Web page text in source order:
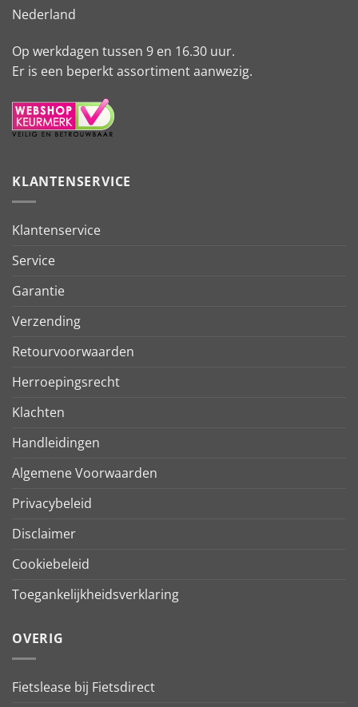
Nederland
Op werkdagen tussen 9 en 16.30 uur.
Er is een beperkt assortiment aanwezig.
KLANTENSERVICE
Klantenservice
Service
Garantie
Verzending
Retourvoorwaarden
Herroepingsrecht
Klachten
Handleidingen
Algemene Voorwaarden
Privacybeleid
Disclaimer
Cookiebeleid
Toegankelijkheidsverklaring
OVERIG
Fietslease bij Fietsdirect